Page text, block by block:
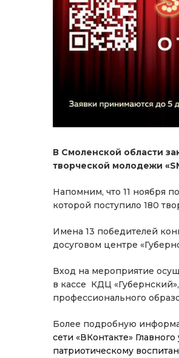
В Смоленской области
творческой молодежи «
Напомним, что 11 ноября
которой поступило 180
Имена 13 победителей
досуговом центре
Вход на мероприятие
в кассе КДЦ
профессионального
Более подробную
сети «ВКонтакте»
патриотическому